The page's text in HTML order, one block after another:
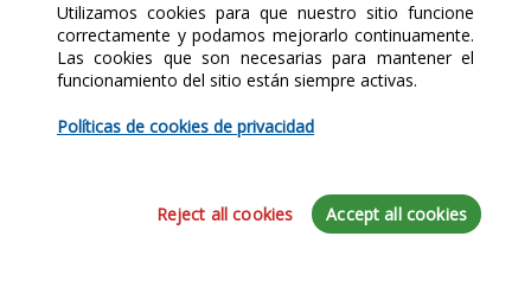
Utilizamos cookies para que nuestro sitio funcione
correctamente y podamos mejorarlo continuamente.
Las cookies que son necesarias para mantener el
funcionamiento del sitio están siempre activas.
Políticas de cookies de privacidad
Reject all cookies Accept all cookies